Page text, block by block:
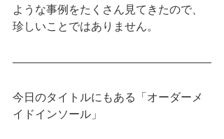
ような事例をたくさん見てきたので、
珍しいことではありません。
今日のタイトルにもある「オーダーメ
イドインソール」